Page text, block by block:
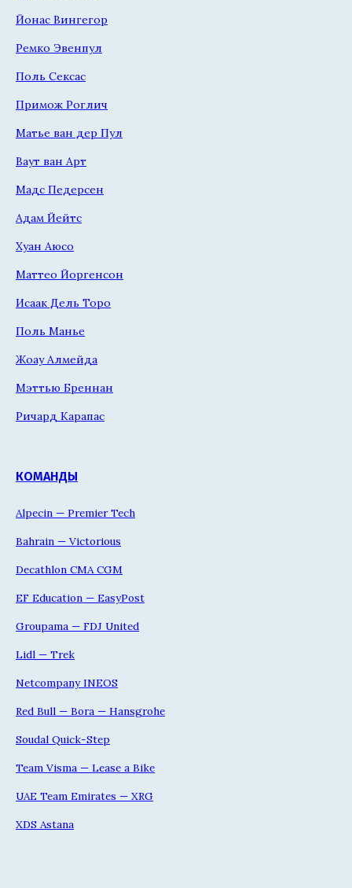
Йонас Вингегор
Ремко Эвенпул
Поль Сексас
Примож Роглич
Матье ван дер Пул
Ваут ван Арт
Мадс Педерсен
Адам Йейтс
Хуан Аюсо
Маттео Йоргенсон
Исаак Дель Торо
Поль Манье
Жоау Алмейда
Мэттью Бреннан
Ричард Карапас
КОМАНДЫ
Alpecin — Premier Tech
Bahrain — Victorious
Decathlon CMA CGM
EF Education — EasyPost
Groupama — FDJ United
Lidl — Trek
Netcompany INEOS
Red Bull — Bora — Hansgrohe
Soudal Quick-Step
Team Visma — Lease a Bike
UAE Team Emirates — XRG
XDS Astana